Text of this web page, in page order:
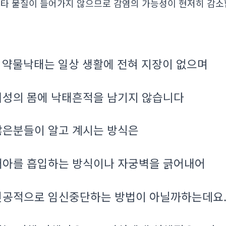
물질이 들어가지 않으므로 감염의 가능성이 현저히 감
약물낙태는 일상 생활에 전혀 지장이 없으며
의 몸에 낙태흔적을 남기지 않습니다
분들이 알고 계시는 방식은
를 흡입하는 방식이나 자궁벽을 긁어내어
적으로 임신중단하는 방법이 아닐까하는데요.